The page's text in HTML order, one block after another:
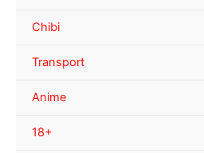
Chibi
Transport
Anime
18+